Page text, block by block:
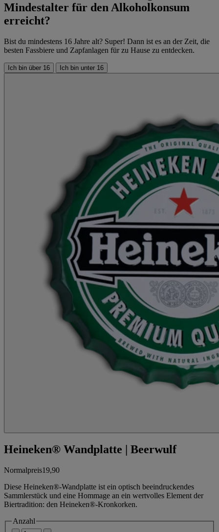
Mindestalter für den Alkoholkonsum
erreicht?
Bist du mindestens 16 Jahre alt? Super! Dann ist es an der Zeit, die
besten Fassbiere und Zapfanlagen für zu Hause zu entdecken.
Ich bin über 16 Ich bin unter 16
Heineken® Wandplatte | Beerwulf
Normalpreis19,90
Diese Heineken®-Wandplatte ist ein optisch beeindruckendes
Sammlerstück und eine Hommage an ein wertvolles Element der
Biertradition: den Heineken®-Kronkorken.
Anzahl